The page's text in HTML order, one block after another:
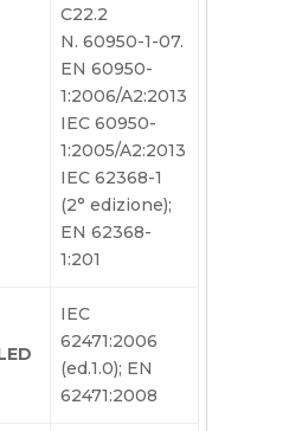
C22.2
N. 60950-1-07.
EN 60950-
1:2006/A2:2013
IEC 60950-
1:2005/A2:2013
IEC 62368-1
(2° edizione);
EN 62368-
1:201
IEC
62471:2006
(ed.1.0); EN
62471:2008